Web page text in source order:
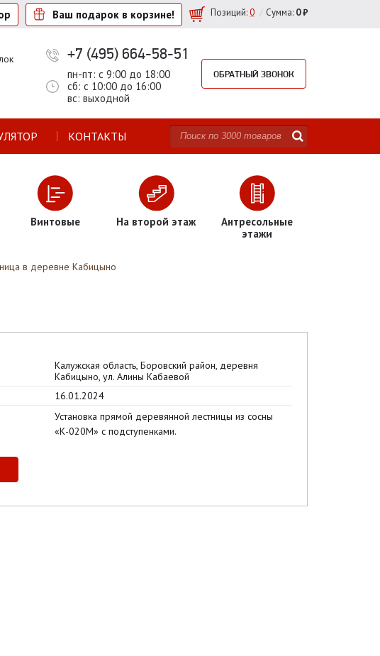
Ваш подарок в корзине! Позиций:0 / Сумма: 0 ₽
+7 (495) 664-58-51
пн-пт: с 9:00 до 18:00
сб: с 10:00 до 16:00
вс: выходной
ОБРАТНЫЙ ЗВОНОК
КОНТАКТЫ
Винтовые На второй этаж
Антресольные
этажи
в деревне Кабицыно
Калужская область, Боровский район, деревня
Кабицыно, ул. Алины Кабаевой
16.01.2024
Установка прямой деревянной лестницы из сосны
«К-020М» с подступенками.